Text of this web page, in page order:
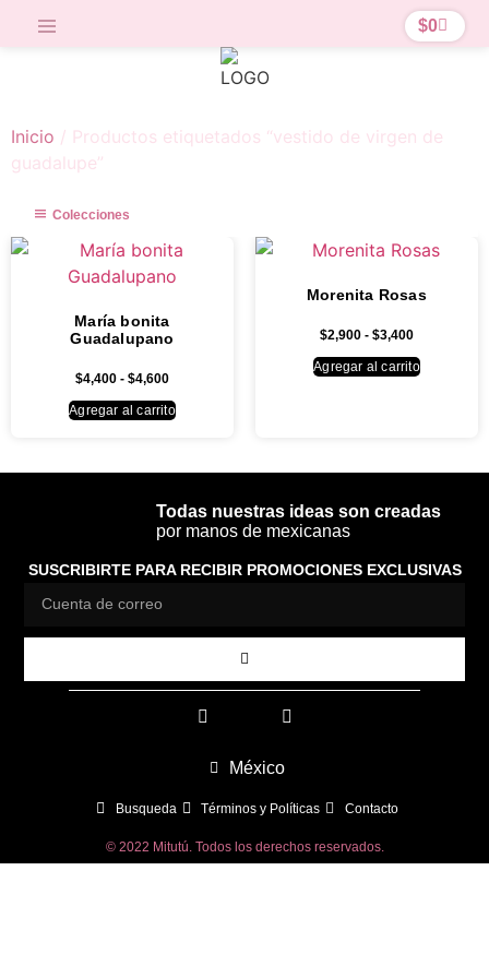
$0
Inicio / Productos etiquetados “vestido de virgen de
guadalupe”
Colecciones
María bonita
Guadalupano
$4,400 - $4,600
Agregar al carrito
Morenita Rosas
$2,900 - $3,400
Agregar al carrito
Todas nuestras ideas son creadas
por manos de mexicanas
SUSCRIBIRTE PARA RECIBIR PROMOCIONES EXCLUSIVAS
México
Busqueda Términos y Políticas Contacto
© 2022 Mitutú. Todos los derechos reservados.